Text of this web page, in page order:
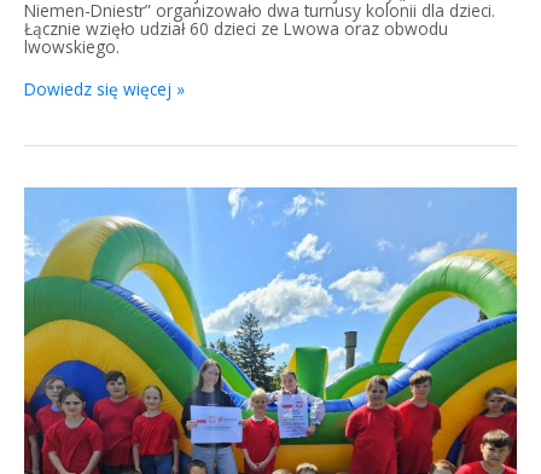
Niemen-Dniestr” organizowało dwa turnusy kolonii dla dzieci.
Łącznie wzięło udział 60 dzieci ze Lwowa oraz obwodu
lwowskiego.
Dowiedz się więcej »
Półkolonie
językiem
polskim
na
Litwie